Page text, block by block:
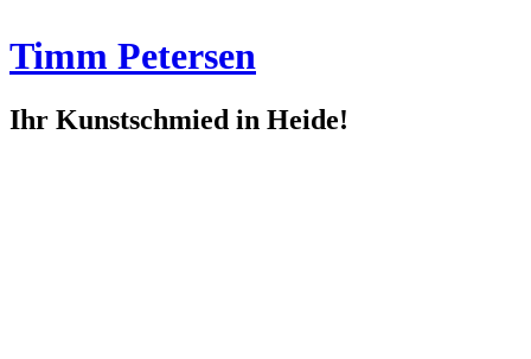
Timm Petersen
Ihr Kunstschmied in Heide!